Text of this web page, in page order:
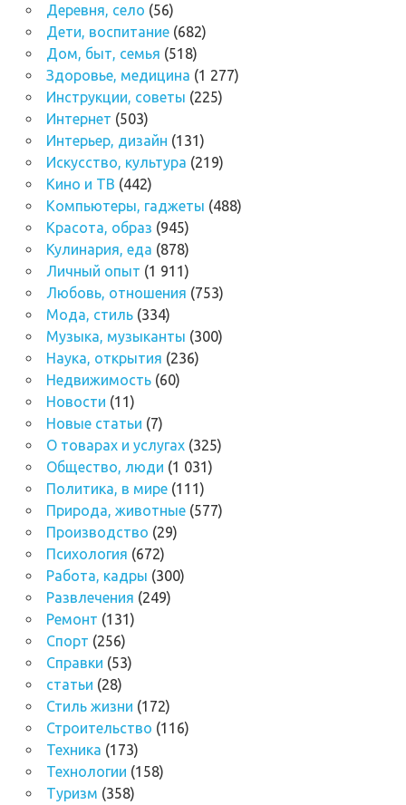
Деревня, село (56)
Дети, воспитание(682)
Дом, быт, семья (518)
Здоровье, медицина (1 277)
Инструкции, советы (225)
Интернет (503)
Интерьер, дизайн (131)
Искусство, культура (219)
Кино и ТВ (442)
Компьютеры, гаджеты (488)
Красота, образ (945)
Кулинария, еда (878)
Личный опыт (1 911)
Любовь, отношения (753)
Мода, стиль(334)
Музыка, музыканты (300)
Наука, открытия (236)
Недвижимость(60)
Новости (11)
Новые статьи (7)
О товарах и услугах(325)
Общество, люди (1 031)
Политика, в мире(111)
Природа, животные(577)
Производство (29)
Психология (672)
Работа, кадры (300)
Развлечения (249)
Ремонт (131)
Спорт (256)
Справки (53)
статьи (28)
Стиль жизни (172)
Строительство (116)
Техника (173)
Технологии (158)
Туризм (358)